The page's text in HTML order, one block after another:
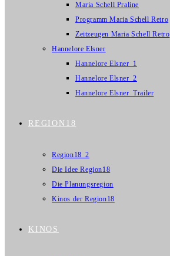
Maria Schell Praline
Programm Maria Schell Retro
Zeitzeugen Maria Schell Retro
Hannelore Elsner
Hannelore Elsner_1
Hannelore Elsner_2
Hannelore Elsner_Trailer
REGION18
Region18_2
Die Idee Region18
Die Planungsregion
Kinos der Region18
KINOS